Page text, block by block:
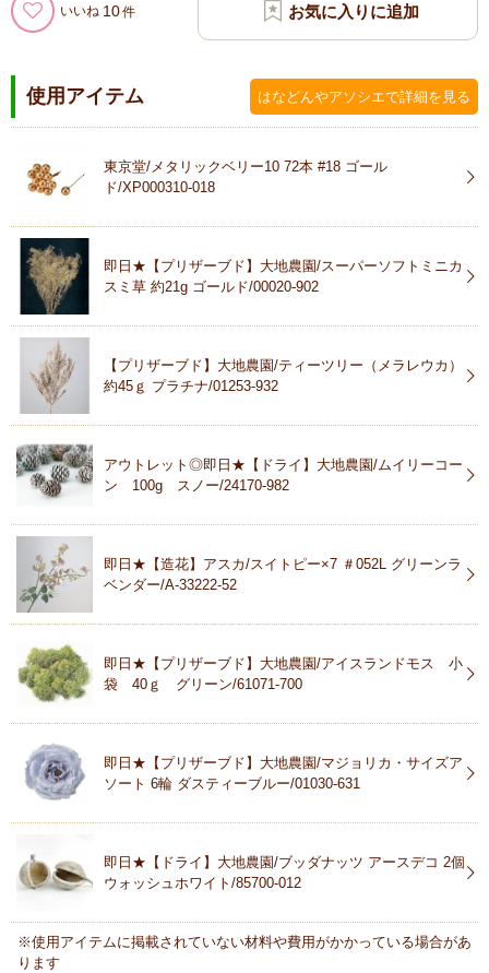
いいね 10
使用アイテム はなどんやアソシエで詳細を見る
東京堂/メタリックベリー10 72本 #18 ゴール
ド/XP000310-018
即日★【プリザーブド】大地農園/スーパーソフトミニカ
スミ草 約21g ゴールド/00020-902
【プリザーブド】大地農園/ティーツリー（メラレウカ）
約45ｇ プラチナ/01253-932
アウトレット◎即日★【ドライ】大地農園/ムイリーコー
ン 100g スノー/24170-982
即日★【造花】アスカ/スイトピー×7 ＃052L グリーンラ
ベンダー/A-33222-52
即日★【プリザーブド】大地農園/アイスランドモス 小
袋 40ｇ グリーン/61071-700
即日★【プリザーブド】大地農園/マジョリカ・サイズア
ソート 6輪 ダスティーブルー/01030-631
即日★【ドライ】大地農園/ブッダナッツ アースデコ 2個
ウォッシュホワイト/85700-012
※使用アイテムに掲載されていない材料や費用がかかっている場合があ
ります